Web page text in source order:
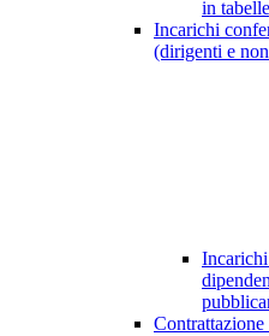
in
Incarichi
(dirigenti e